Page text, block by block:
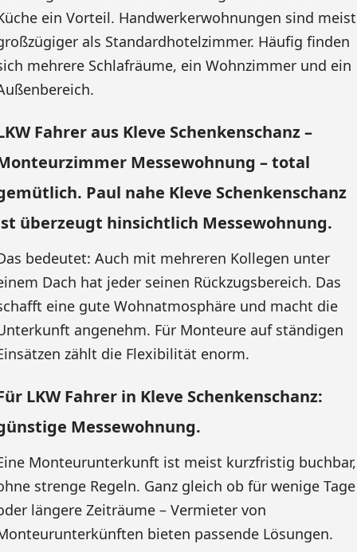
ein Vorteil. Handwerkerwohnungen sind meist
als Standardhotelzimmer. Häufig finden
mehrere Schlafräume, ein Wohnzimmer und ein
Fahrer aus Kleve Schenkenschanz –
Messewohnung – total
Paul nahe Kleve Schenkenschanz
überzeugt hinsichtlich Messewohnung.
bedeutet: Auch mit mehreren Kollegen unter
Dach hat jeder seinen Rückzugsbereich. Das
eine gute Wohnatmosphäre und macht die
angenehm. Für Monteure auf ständigen
zählt die Flexibilität enorm.
LKW Fahrer in Kleve Schenkenschanz:
Messewohnung.
Monteurunterkunft ist meist kurzfristig buchbar,
strenge Regeln. Ganz gleich ob für wenige Tage
längere Zeiträume – Vermieter von
bieten passende Lösungen.